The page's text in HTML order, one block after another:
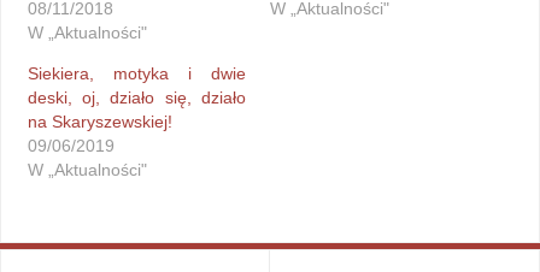
08/11/2018
W „Aktualności"
W „Aktualności"
Siekiera, motyka i dwie
deski, oj, działo się, działo
na Skaryszewskiej!
09/06/2019
W „Aktualności"